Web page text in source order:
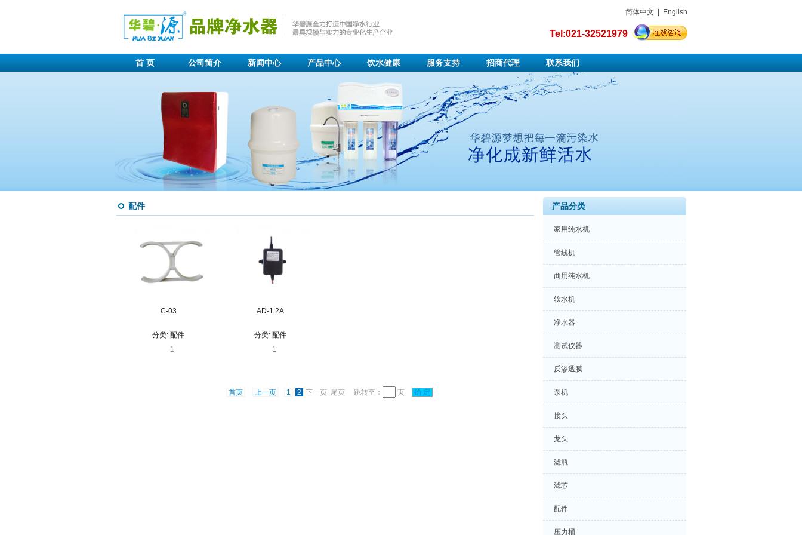
简体中文 English
Tel:021-32521979
首 页 公司简介 新闻中心 产品中心 饮水健康 服务支持 招商代理 联系我们
配件
C-03
分类: 配件
1
AD-1.2A
分类: 配件
1
首页 上一页 1 2 下一页 尾页 跳转至： 页 确 定
产品分类
家用纯水机
管线机
商用纯水机
软水机
净水器
测试仪器
反渗透膜
泵机
接头
龙头
滤瓶
滤芯
配件
压力桶